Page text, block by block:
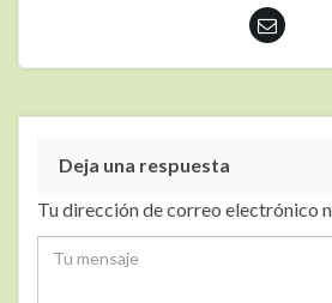
Deja una respuesta
Tu dirección de correo electrónico